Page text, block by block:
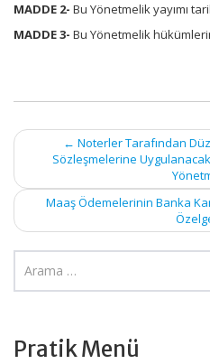
MADDE 2- Bu Yönetmelik yayımı
MADDE 3- Bu Yönetmelik
Post
navigation
← Noterler Tarafından
Sözleşmelerine
Maaş Ödemelerinin Banka
Pratik Menü